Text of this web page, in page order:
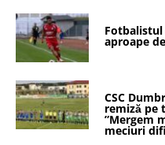
aproape
CSC
remiză pe
”Mergem
meciuri